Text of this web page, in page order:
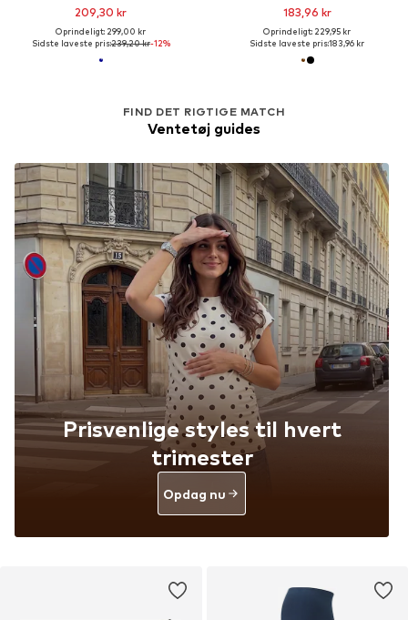
209,30 kr
Oprindeligt: 299,00 kr
Sidste laveste pris:239,20 kr-12%
FIND DET RIGTIGE MATCH
Ventetøj guides
Prisvenlige styles til hvert
trimester
Opdag nu
183,96 kr
Oprindeligt: 229,95 kr
Sidste laveste pris:183,96 kr